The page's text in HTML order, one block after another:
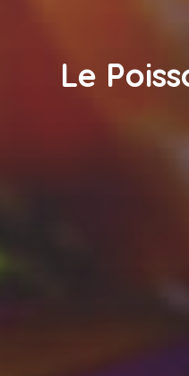
Le